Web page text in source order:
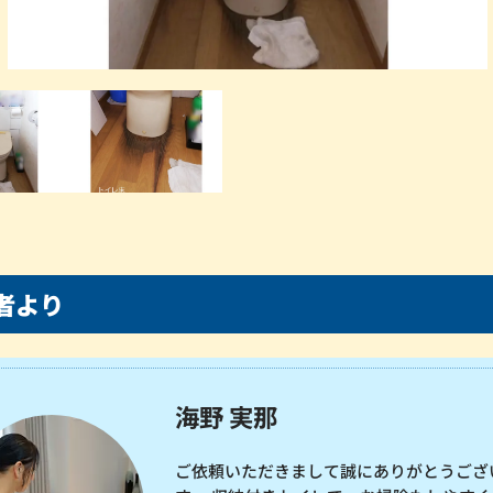
より
海野 実那
ご依頼いただきまして誠にありがとうござ